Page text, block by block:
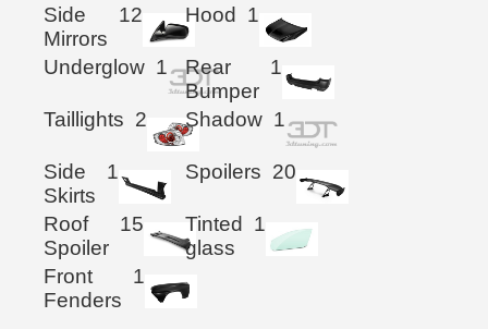
Side
Mirrors
12 Hood 1
Underglow 1
Rear
Bumper
1
Taillights 2 Shadow 1
Side
Skirts
1 Spoilers 20
Roof
Spoiler
15
Tinted
glass
1
Front
Fenders
1